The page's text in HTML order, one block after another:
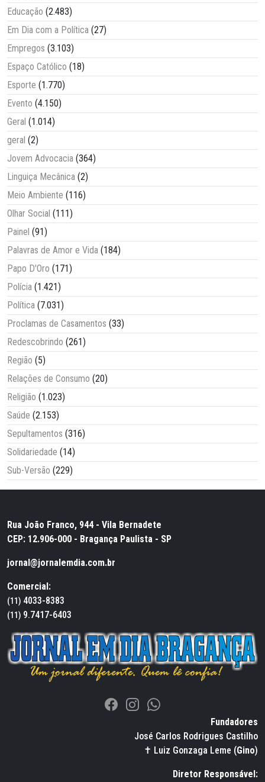
Educação (2.483)
Em Dia com a Política (27)
Empregos (3.103)
Espaço Católico (18)
Esporte (1.770)
Evento (4.150)
Geral (1.014)
geral (2)
Jovem Advocacia (364)
Linguiça Mecânica (2)
Meio Ambiente (116)
Olhar Social (111)
Painel (91)
Palavras de Amor e Vida (184)
Papo D'Oro (171)
Polícia (1.421)
Política (7.031)
Proclamas de Casamentos (33)
Redescobrindo (261)
Região (5)
Relações de Consumo (20)
Religião (1.023)
Saúde (2.153)
Sepultamentos (316)
Solidariedade (14)
Sub-Versão (229)
Rua João Franco, 944 - Vila Bernadete
CEP: 12.906-000 - Bragança Paulista - SP
jornal@jornalemdia.com.br
Comercial:
(11) 4033-8383
(11) 9.7417-6403
Fundadores
José Carlos Rodrigues Castilho
✝ Luiz Gonzaga Leme (Gino)
Diretor Responsável: